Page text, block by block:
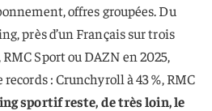
offres groupées. Du
près d’un Français sur trois
Sport ou DAZN en 2025,
: Crunchyroll à 43 %, RMC
sportif reste, de très loin, le